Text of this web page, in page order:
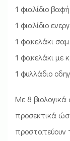
1 φιαλίδιο
1 φιαλίδιο
1 φακελάκι
1 φακελάκι με
1 φυλλάδιο
Με 8 βιολογικά
προσεκτικά
προστατεύουν